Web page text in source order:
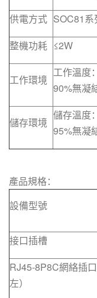
供電方式 SOC81
整機功耗 ≤2W
工作環境
工作溫
90%無凝
儲存環境
儲存溫度
95%無凝
產品規格：
設備型號
接口插槽
RJ45-8P8C網絡插
左）